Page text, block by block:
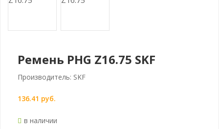
Ремень PHG Z16.75 SKF
Производитель: SKF
136.41 руб.
в наличии